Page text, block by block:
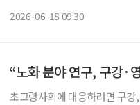
2026-06-18 09:30
“노화 분야 연구, 구강·
초고령사회에 대응하려면 구강